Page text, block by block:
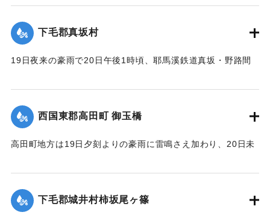
｜固有コード:00275061
下毛郡真坂村
19日夜来の豪雨で20日午後1時頃、耶馬溪鉄道真坂・野路間
結果、ただちに復旧した。
【出典：大分新聞 大正12年6月22日 朝刊7面】
｜固有コード: 00275062
西国東郡高田町 御玉橋
高田町地方は19日夕刻よりの豪雨に雷鳴さえ加わり、20日未
まずについに桂川は近々30分間くらいの間に、1丈4尺以上の
増水を見るにいたり、橋の架設工事で使用中の機械および小
舟が流失したのをはじめとして沿岸に積載ていた石炭、石
下毛郡城井村柿坂尾ヶ篠